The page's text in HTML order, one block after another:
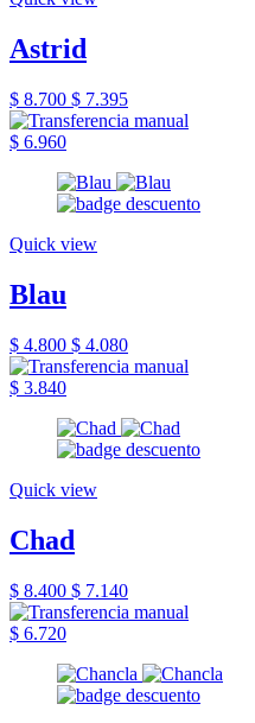
Astrid
$ 8.700 $ 7.395
$ 6.960
Quick view
Blau
$ 4.800 $ 4.080
$ 3.840
Quick view
Chad
$ 8.400 $ 7.140
$ 6.720